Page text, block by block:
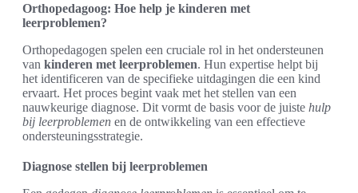
Orthopedagoog: Hoe help je kinderen met
leerproblemen?
Orthopedagogen spelen een cruciale rol in het ondersteunen
van kinderen met leerproblemen. Hun expertise helpt bij
het identificeren van de specifieke uitdagingen die een kind
ervaart. Het proces begint vaak met het stellen van een
nauwkeurige diagnose. Dit vormt de basis voor de juiste hulp
bij leerproblemen en de ontwikkeling van een effectieve
ondersteuningsstrategie.
Diagnose stellen bij leerproblemen